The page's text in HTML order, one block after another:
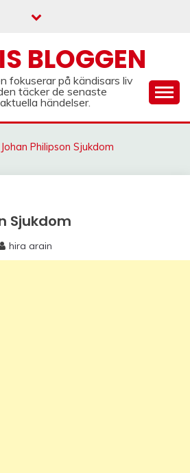
BLOGGEN
fokuserar på kändisars liv
täcker de senaste
händelser.
Johan Philipson Sjukdom
Sjukdom
hira arain